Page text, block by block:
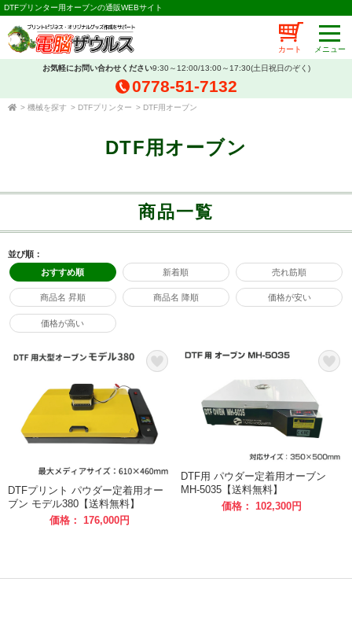
DTFプリンター用オーブンの通販WEBサイト
カート
お気軽にお問い合わせください9:30～12:00/13:00～17:30(土日祝日のぞく)
0778-51-7132
> 機械を探す > DTFプリンター > DTF用オーブン
DTF用オーブン
商品一覧
並び順：
おすすめ順
新着順 売れ筋順
商品名 昇順 商品名 降順 価格が安い
価格が高い
DTFプリント パウダー定着用オー
ブン モデル380【送料無料】
価格： 176,000円
DTF用 パウダー定着用オーブン
MH-5035【送料無料】
価格： 102,300円